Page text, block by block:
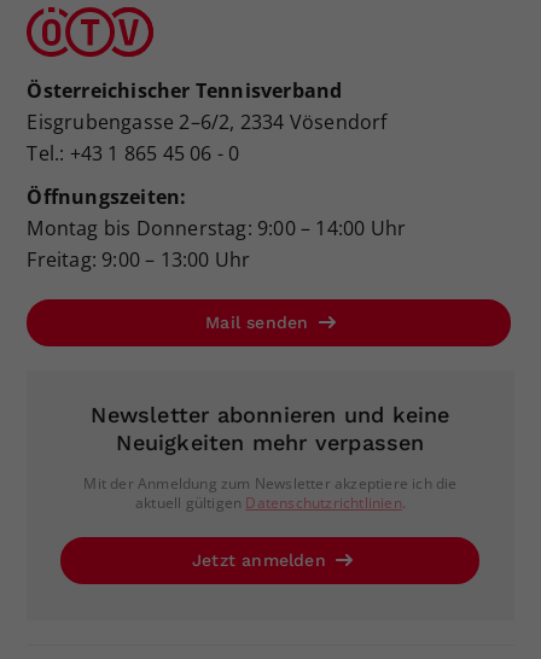
Österreichischer Tennisverband
Eisgrubengasse 2–6/2, 2334 Vösendorf
Tel.: +43 1 865 45 06 - 0
Öffnungszeiten:
Montag bis Donnerstag: 9:00 – 14:00 Uhr
Freitag: 9:00 – 13:00 Uhr
Mail senden
Newsletter abonnieren und keine
Neuigkeiten mehr verpassen
Mit der Anmeldung zum Newsletter akzeptiere ich die
aktuell gültigen Datenschutzrichtlinien.
Jetzt anmelden